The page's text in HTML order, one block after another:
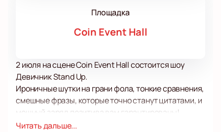
Площадка
Coin Event Hall
2 июля на сцене Coin Event Hall состоится шоу
Девичник Stand Up.
Ироничные шутки на грани фола, тонкие сравнения,
смешные фразы, которые точно станут цитатами, и
мощный заряд позитива вам гарантированы!
Жанр стенд-апа позволяет комикам легко, словно в
Читать дальше...